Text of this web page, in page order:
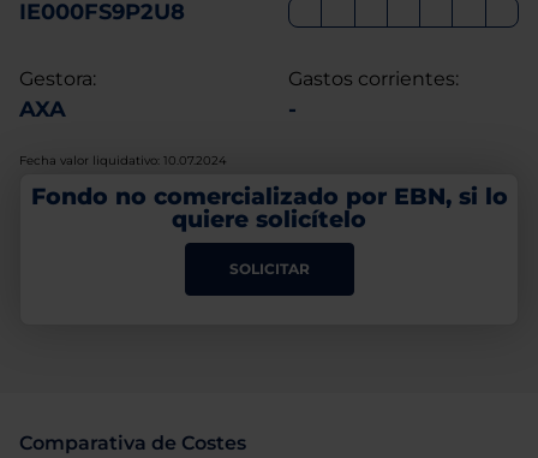
IE000FS9P2U8
Gestora:
AXA
Gastos corrientes:
-
Fecha valor liquidativo: 10.07.2024
Fondo no comercializado por EBN, si lo
quiere solicítelo
SOLICITAR
Comparativa de Costes